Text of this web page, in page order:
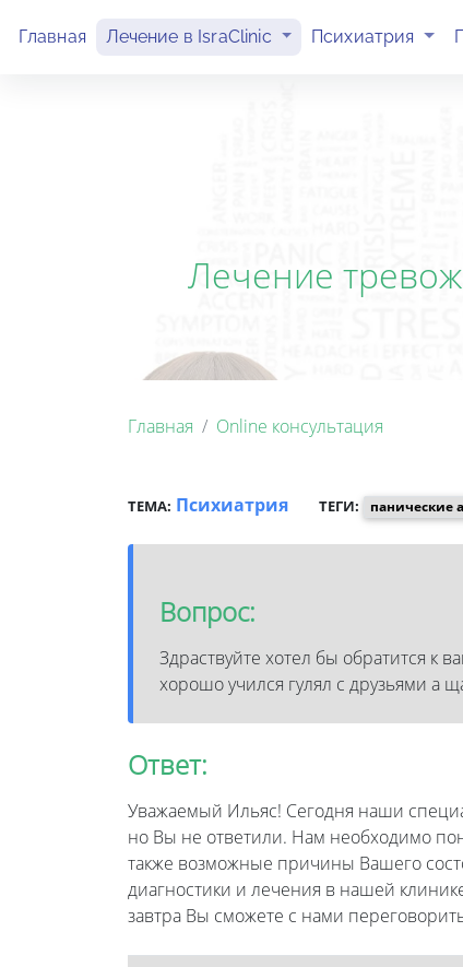
Главная Лечение в IsraClinic (current)Психиатрия
Лечение
Главная Online консультация
ТЕМА: Психиатрия ТЕГИ: панические
Вопрос:
Здраствуйте хотел бы обратится к
хорошо учился гулял с друзьями а
Ответ:
Уважаемый Ильяс! Сегодня наши
но Вы не ответили. Нам необходимо
также возможные причины Вашего
диагностики и лечения в нашей
завтра Вы сможете с нами